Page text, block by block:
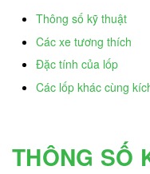
Thông số kỹ thuật
Các xe tương thích
Đặc tính của lốp
Các lốp khác cùng
THÔNG SỐ